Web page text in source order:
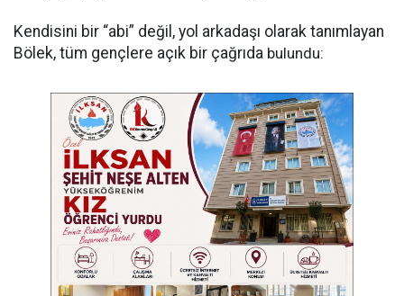
Kendisini bir “abi” değil, yol arkadaşı olarak tanımlayan
Bölek, tüm gençlere açık bir çağrıda bulundu: